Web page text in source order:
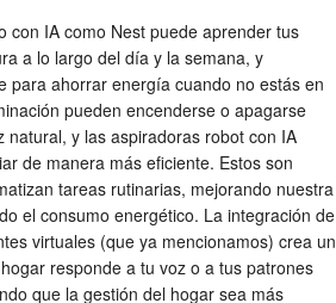
con IA como Nest puede aprender tus
a lo largo del día y la semana, y
para ahorrar energía cuando no estás en
pueden encenderse o apagarse
natural, y las aspiradoras robot con IA
de manera más eficiente. Estos son
tareas rutinarias, mejorando nuestra
el consumo energético. La integración de
virtuales (que ya mencionamos) crea un
responde a tu voz o a tus patrones
que la gestión del hogar sea más